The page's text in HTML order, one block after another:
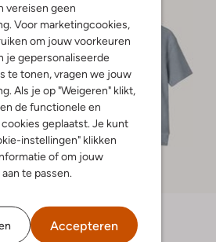
vereisen geen
Voor marketingcookies,
om jouw voorkeuren
je gepersonaliseerde
te tonen, vragen we jouw
Als je op "Weigeren" klikt,
de functionele en
geplaatst. Je kunt
instellingen" klikken
of om jouw
te passen.
Accepteren
Lil' Atelier
T-shirt
€ 24,99